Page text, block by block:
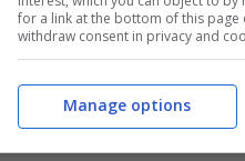
non solo uno
tipica delle
arredato,
a legna, mentre fuori
for a link at the bottom of this
withdraw consent in privacy and
Manage options